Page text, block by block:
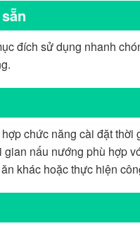
đích sử dụng nhanh
chức năng cài đặt
nấu nướng phù hợp
khác hoặc thực hiện